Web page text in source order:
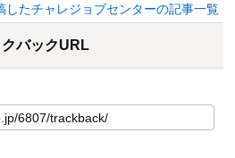
したチャレジョブセンターの記事一覧
バックURL